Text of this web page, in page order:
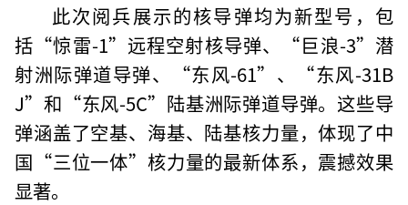
此次阅兵展示的核导弹均为新型号，包
括“惊雷-1”远程空射核导弹、“巨浪-3”潜
射洲际弹道导弹、“东风-61”、“东风-31B
J”和“东风-5C”陆基洲际弹道导弹。这些导
弹涵盖了空基、海基、陆基核力量，体现了中
国“三位一体”核力量的最新体系，震撼效果
显著。